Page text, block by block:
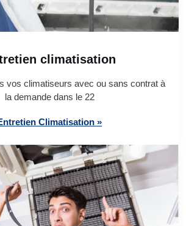
climatisation
vos climatiseurs avec ou sans contrat à
la demande dans le 22
Climatisation »